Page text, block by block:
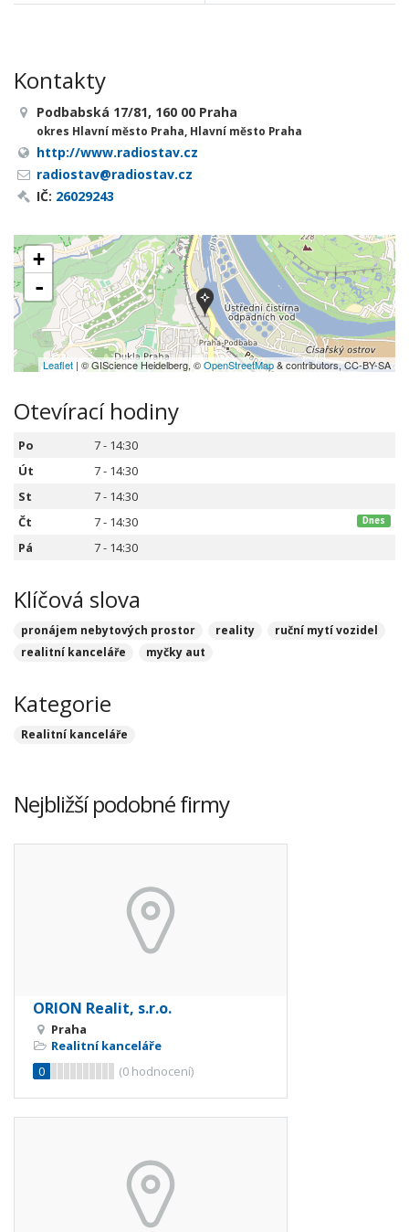
Kontakty
Podbabská 17/81, 160 00 Praha
okres Hlavní město Praha, Hlavní město Praha
http://www.radiostav.cz
radiostav@radiostav.cz
IČ: 26029243
+
-
Leaflet | © GIScience Heidelberg, ©OpenStreetMap& contributors, CC-BY-SA
Otevírací hodiny
Po
7 - 14:30
Út
7 - 14:30
St
7 - 14:30
Čt
7 - 14:30 Dnes
Pá 7 - 14:30
Klíčová slova
pronájem nebytových prostor reality
ruční mytí vozidel
realitní kanceláře
myčky aut
Kategorie
Realitní kanceláře
Nejbližší podobné firmy
ORION Realit, s.r.o.
Praha
Realitní kanceláře
0
(0 hodnocení)